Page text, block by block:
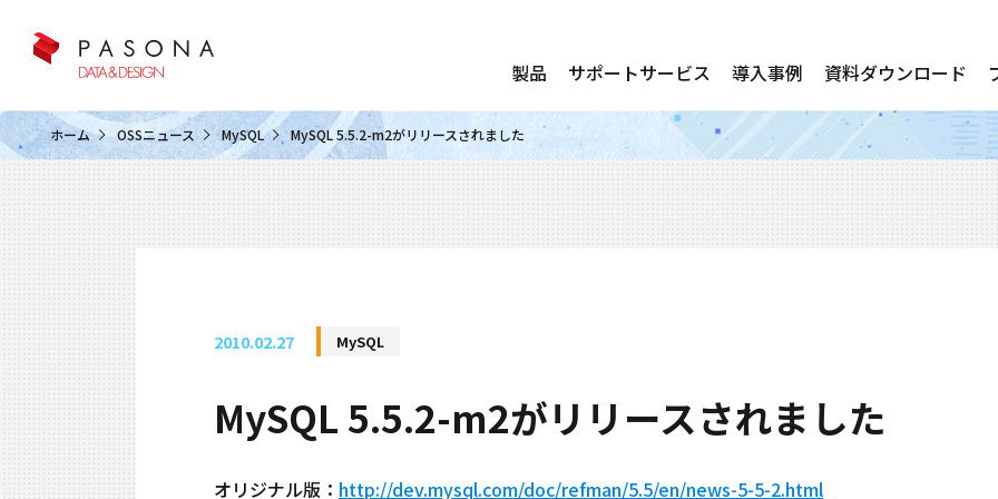
製品 サポートサービス 導入事例 資料ダウンロード
ホーム OSSニュース MySQL MySQL 5.5.2-m2がリリースされました
2010.02.27 MySQL
MySQL 5.5.2-m2がリリースされました
オリジナル版： http://dev.mysql.com/doc/refman/5.5/en/news-5-5-2.html